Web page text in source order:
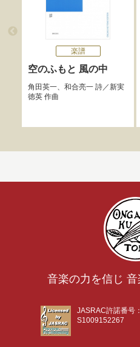
楽譜
空のふもと 風の中
角田英一、 和合亮一詩／新実
徳英作曲
音楽の力を信じ
JASRAC許諾番号：
S1009152267